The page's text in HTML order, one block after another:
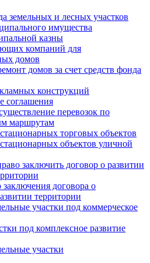
земельных и лесных участков
имущества
казны
компаний для
домов
домов за счет средств фонда
конструкций
соглашения
перевозок по
маршрутам
торговых объектов
объектов уличной
заключить договор о развитии
договора о
территории
участки под коммерческое
под комплексное развитие
участки